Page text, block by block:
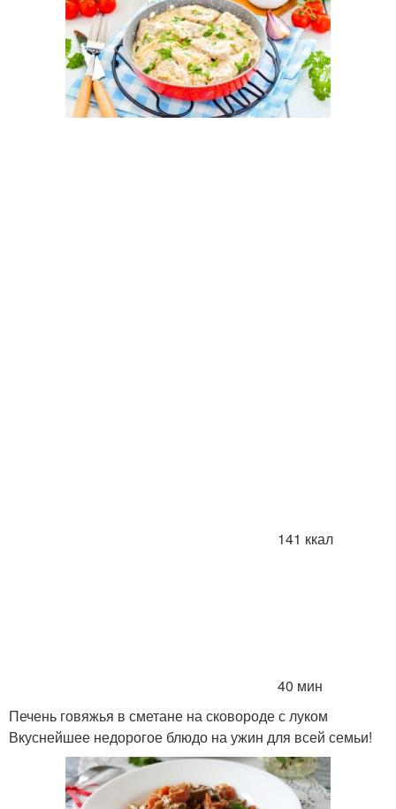
141 ккал
40 мин
Печень говяжья в сметане на сковороде с луком
Вкуснейшее недорогое блюдо на ужин для всей семьи!